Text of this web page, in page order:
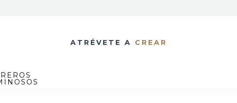
ATRÉVETE A CREAR